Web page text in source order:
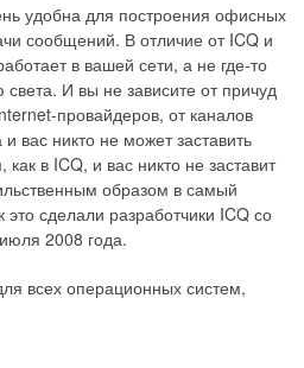
удобна для построения офисных
сообщений. В отличие от ICQ и
в вашей сети, а не где-то
И вы не зависите от причуд
провайдеров, от каналов
вас никто не может заставить
в ICQ, и вас никто не заставит
образом в самый
сделали разработчики ICQ со
2008 года.
всех операционных систем,